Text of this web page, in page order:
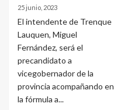
25 junio, 2023
El intendente de Trenque
Lauquen, Miguel
Fernández, será el
precandidato a
vicegobernador de la
provincia acompañando en
la fórmula a...